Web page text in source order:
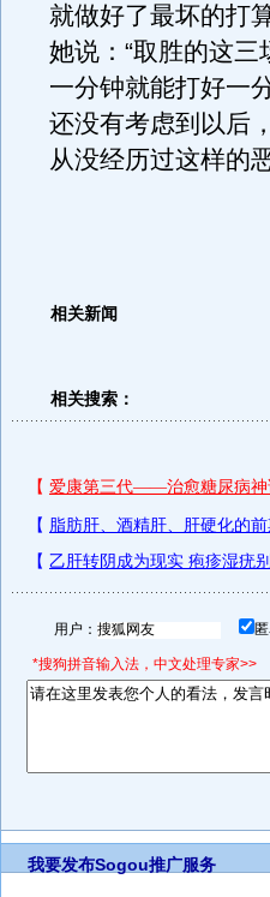
就做好了最坏的打
她说：“取胜的这
一分钟就能打好一
还没有考虑到以后
从没经历过这样的
相关新闻
相关搜索：
用户：
*搜狗拼音输入法，中文处理专家>>
我要发布Sogou推广服务